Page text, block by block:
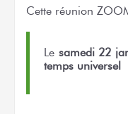
Cette réunion
Le samedi 22
temps universel